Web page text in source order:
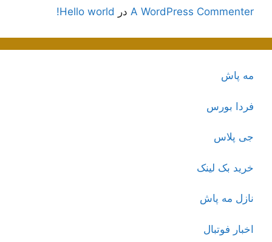
A WordPress Commenter در Hello world!
مه پاش
فردا بورس
جی پلاس
خرید بک لینک
نازل مه پاش
اخبار فوتبال